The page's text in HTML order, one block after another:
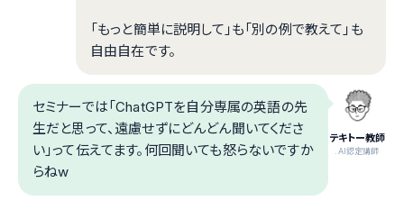
「もっと簡単に説明して」も「別の例で教えて」も
自由自在です。
テキトー教師
.AI認定講師
セミナーでは「ChatGPTを自分専属の英語の先
生だと思って、遠慮せずにどんどん聞いてくださ
い」って伝えてます。何回聞いても怒らないですか
らねw